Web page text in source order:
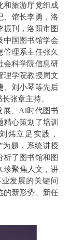
和旅游厅党组成
、馆长李勇，洛
振刊，洛阳市图
中国图书馆学会
理系主任张久
会科学院信息研
理学院教授周文
、刘小琴等先后
张章主持。
展、AI时代图书
心策划了培训
炜立足实践，
题，系统讲授
析了图书馆和图
珍聚焦人文，讲
发展的关键问
的新形势、新任